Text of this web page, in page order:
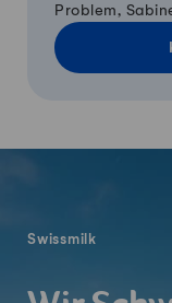
Problem,
Swissmilk